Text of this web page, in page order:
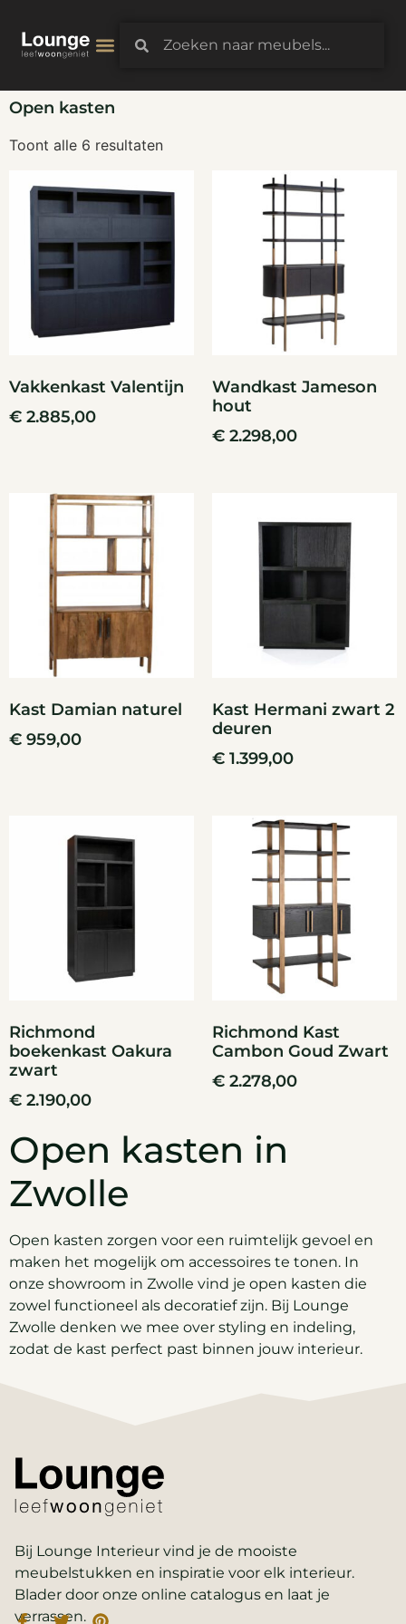
Open kasten
Toont alle 6 resultaten
Vakkenkast Valentijn
€ 2.885,00
Wandkast Jameson
hout
€ 2.298,00
Kast Damian naturel
€ 959,00
Kast Hermani zwart 2
deuren
€ 1.399,00
Richmond
boekenkast Oakura
zwart
€ 2.190,00
Richmond Kast
Cambon Goud Zwart
€ 2.278,00
Open kasten in
Zwolle
Open kasten zorgen voor een ruimtelijk gevoel en
maken het mogelijk om accessoires te tonen. In
onze showroom in Zwolle vind je open kasten die
zowel functioneel als decoratief zijn. Bij Lounge
Zwolle denken we mee over styling en indeling,
zodat de kast perfect past binnen jouw interieur.
Bij Lounge Interieur vind je de mooiste
meubelstukken en inspiratie voor elk interieur.
Blader door onze online catalogus en laat je
verrassen.